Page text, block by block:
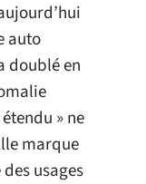
auto
doublé en
» ne
marque
usages